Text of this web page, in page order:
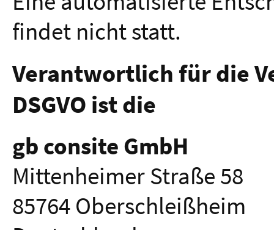
findet nicht statt.
Verantwortlich für die
DSGVO ist die
gb consite GmbH
Mittenheimer Straße 58
85764 Oberschleißheim